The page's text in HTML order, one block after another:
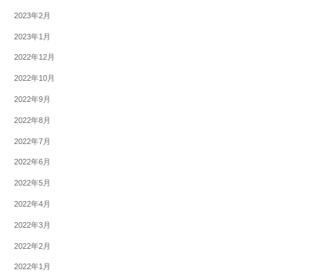
2023年2月
2023年1月
2022年12月
2022年10月
2022年9月
2022年8月
2022年7月
2022年6月
2022年5月
2022年4月
2022年3月
2022年2月
2022年1月